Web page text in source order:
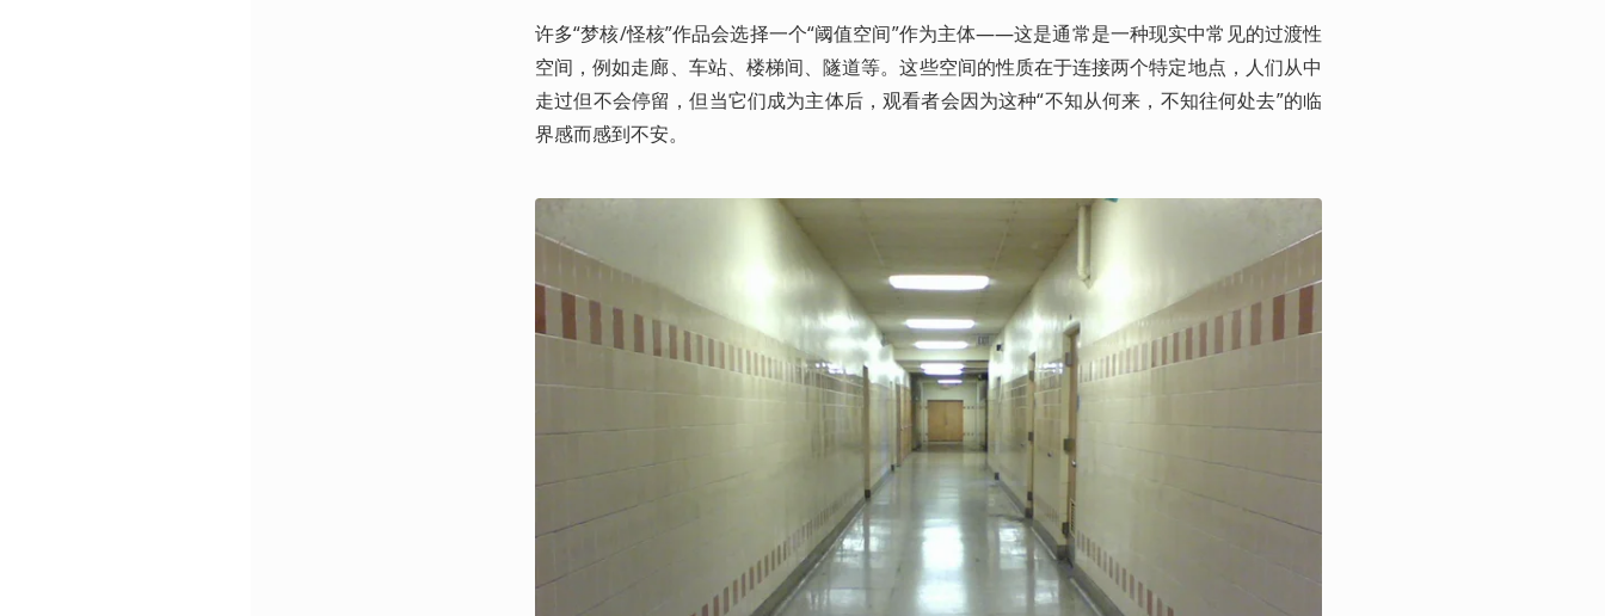
许多“梦核/怪核”作品会选择一个“阈值空间”作为主体——这是通常是一种现实中常见的过渡性
空间，例如走廊、车站、楼梯间、隧道等。这些空间的性质在于连接两个特定地点，人们从中
走过但不会停留，但当它们成为主体后，观看者会因为这种“不知从何来，不知往何处去”的临
界感而感到不安。